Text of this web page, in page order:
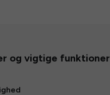
og vigtige funktioner